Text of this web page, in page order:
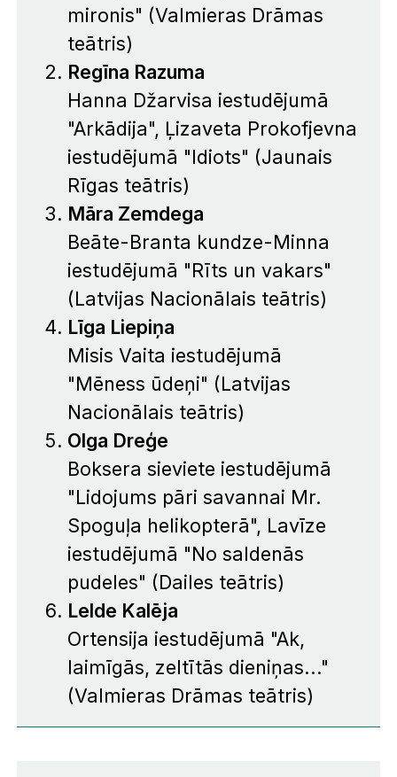
mironis" (Valmieras Drāmas
teātris)
Regīna Razuma
Hanna Džarvisa iestudējumā
"Arkādija", Ļizaveta Prokofjevna
iestudējumā "Idiots" (Jaunais
Rīgas teātris)
Māra Zemdega
Beāte-Branta kundze-Minna
iestudējumā "Rīts un vakars"
(Latvijas Nacionālais teātris)
Līga Liepiņa
Misis Vaita iestudējumā
"Mēness ūdeņi" (Latvijas
Nacionālais teātris)
Olga Dreģe
Boksera sieviete iestudējumā
"Lidojums pāri savannai Mr.
Spoguļa helikopterā", Lavīze
iestudējumā "No saldenās
pudeles" (Dailes teātris)
Lelde Kalēja
Ortensija iestudējumā "Ak,
laimīgās, zeltītās dieniņas..."
(Valmieras Drāmas teātris)